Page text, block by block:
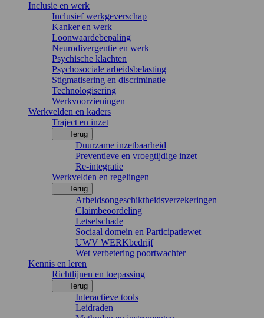
Inclusie en werk
Inclusief werkgeverschap
Kanker en werk
Loonwaardebepaling
Neurodivergentie en werk
Psychische klachten
Psychosociale arbeidsbelasting
Stigmatisering en discriminatie
Technologisering
Werkvoorzieningen
Werkvelden en kaders
Traject en inzet
Terug
Duurzame inzetbaarheid
Preventieve en vroegtijdige inzet
Re-integratie
Werkvelden en regelingen
Terug
Arbeidsongeschiktheidsverzekeringen
Claimbeoordeling
Letselschade
Sociaal domein en Participatiewet
UWV WERKbedrijf
Wet verbetering poortwachter
Kennis en leren
Richtlijnen en toepassing
Terug
Interactieve tools
Leidraden